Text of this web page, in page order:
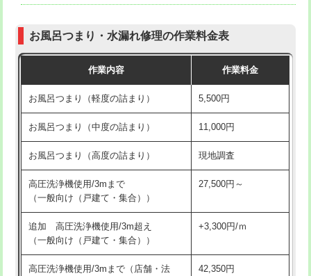
交換・取付（普通便座） 11,000円+材料費
交換・取付（温水洗浄便座） 16,500円+材料費
交換・取付(単水栓（壁付・デッキ
式）)
13,200円+材料費
交換・取付(混合水栓（壁付・デッキ
式・ワンホール）)
16,500円+材料費
交換・取付(排水栓・排水トラップ
（P/S/ポップアップ））
22,000円+材料費
交換・取付（その他部品） 11,000円+材料費
持込商品取付（単水栓） 13,200円
お風呂つまり・水漏れ修理の作業料金表
作業内容 作業料金
お風呂つまり（軽度の詰まり） 5,500円
お風呂つまり（中度の詰まり） 11,000円
お風呂つまり（高度の詰まり） 現地調査
高圧洗浄機使用/3mまで
（一般向け（戸建て・集合））
27,500円～
追加 高圧洗浄機使用/3m超え
（一般向け（戸建て・集合））
+3,300円/ｍ
高圧洗浄機使用/3mまで（店舗・法
42,350円